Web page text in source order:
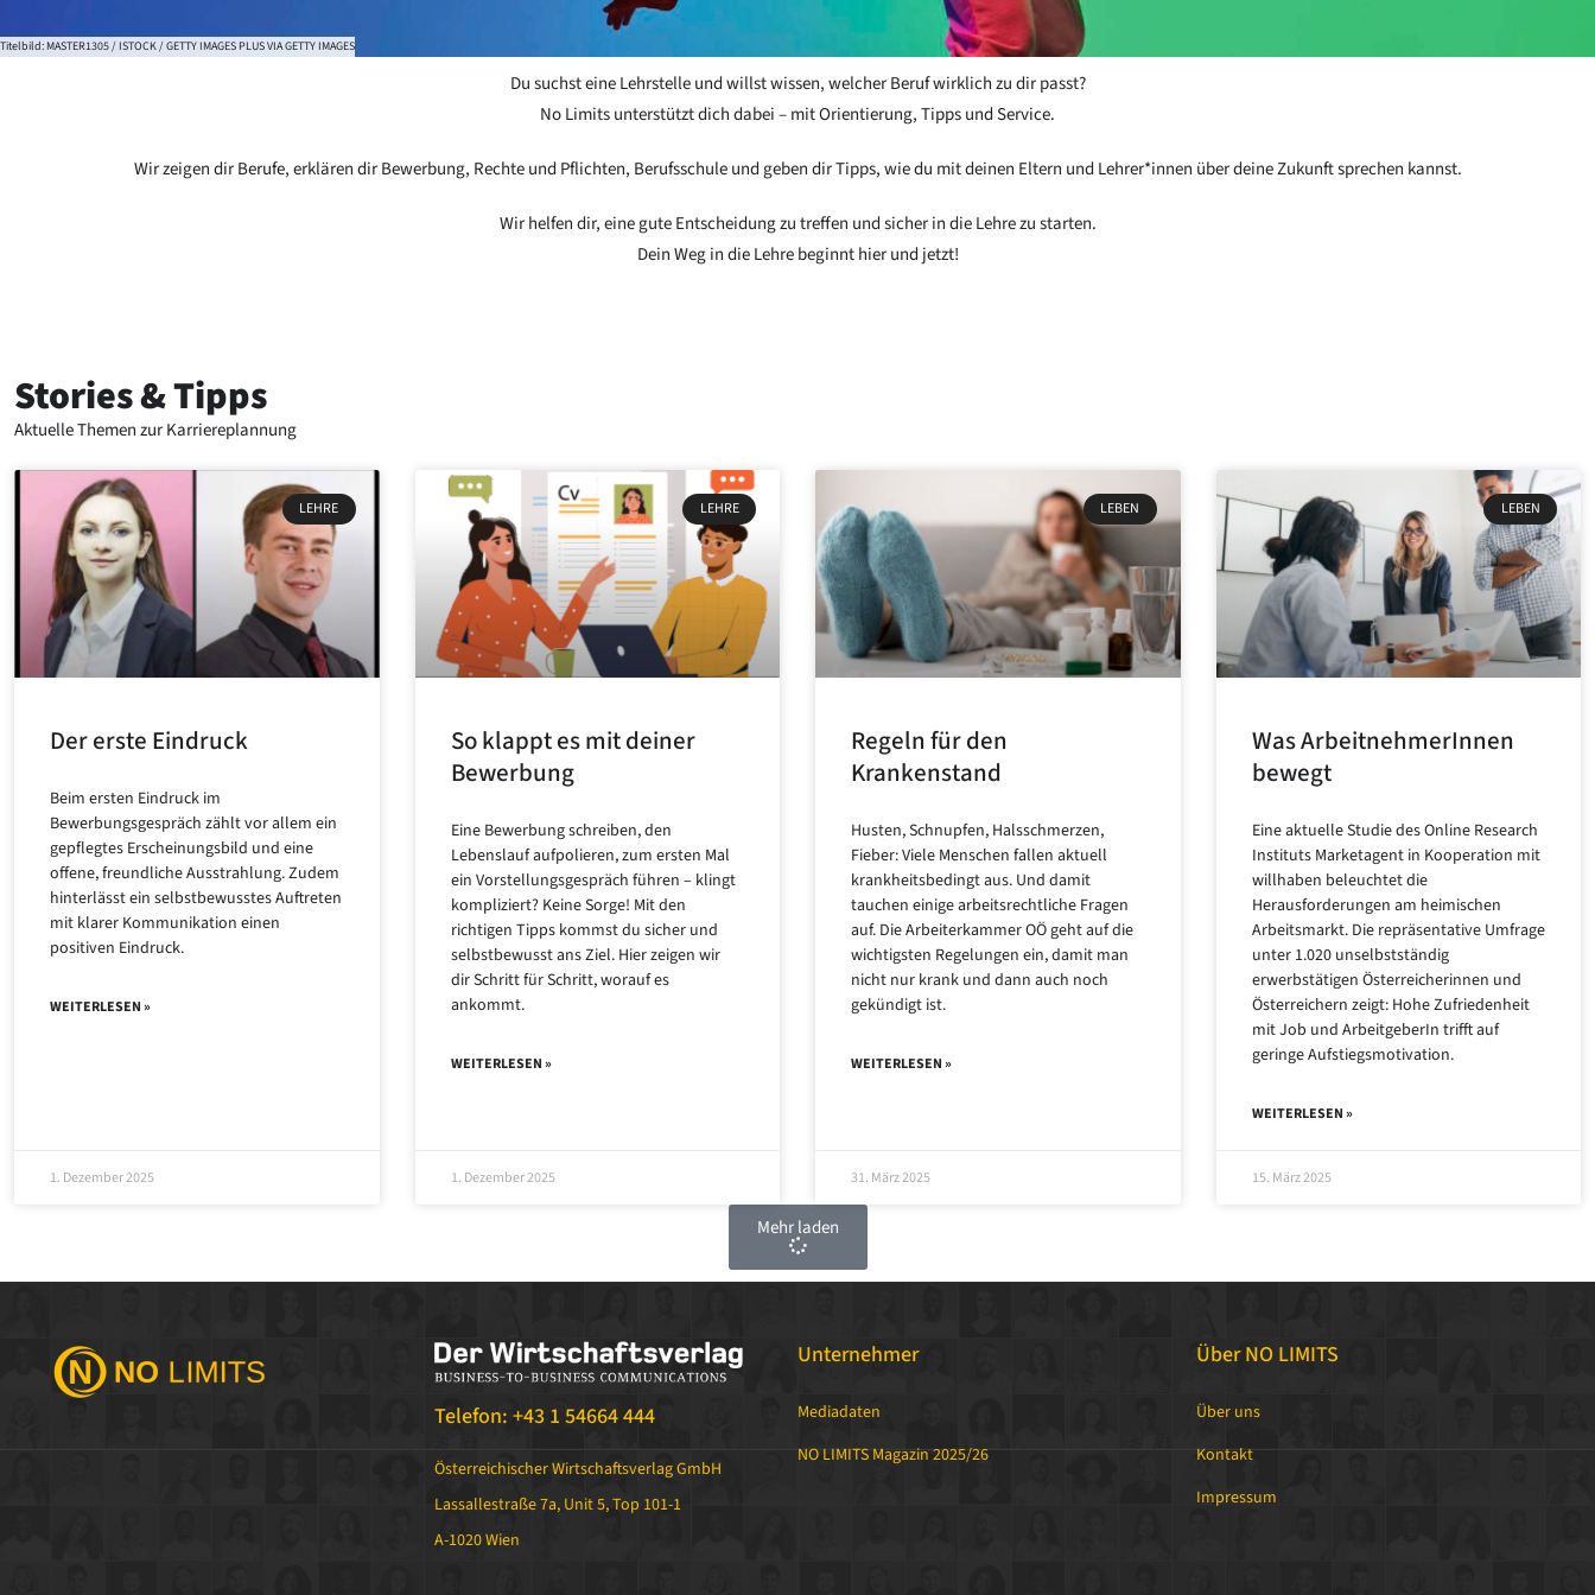
Titelbild: MASTER1305 / ISTOCK / GETTY IMAGES PLUS VIA GETTY IMAGES
Du suchst eine Lehrstelle und willst wissen, welcher Beruf wirklich zu dir passt?
No Limits unterstützt dich dabei – mitOrientierung, Tipps und Service.
Wir zeigen dirBerufe, erklären dir Bewerbung, Rechte und Pflichten, Berufsschule und geben dir Tipps, wie du mit deinen Eltern und Lehrer*innen über deine Zukunft sprechen kannst.
Wir helfen dir, eine gute Entscheidung zu treffen und sicher in die Lehre zu starten.
Dein Weg in die Lehre beginnthier und jetzt!
Stories & Tipps
Aktuelle Themen zur Karriereplannung
LEHRE
Der erste Eindruck
Beim ersten Eindruck im
Bewerbungsgespräch zählt vor allem ein
gepflegtes Erscheinungsbild und eine
offene, freundliche Ausstrahlung. Zudem
hinterlässt ein selbstbewusstes Auftreten
mit klarer Kommunikation einen
positiven Eindruck.
WEITERLESEN »
1. Dezember 2025
LEHRE
So klappt es mit deiner
Bewerbung
Eine Bewerbung schreiben, den
Lebenslauf aufpolieren, zum ersten Mal
ein Vorstellungsgespräch führen – klingt
kompliziert? Keine Sorge! Mit den
richtigen Tipps kommst du sicher und
selbstbewusst ans Ziel. Hier zeigen wir
dir Schritt für Schritt, worauf es
ankommt.
WEITERLESEN »
1. Dezember 2025
LEBEN
Regeln für den
Krankenstand
Husten, Schnupfen, Halsschmerzen,
Fieber: Viele Menschen fallen aktuell
krankheitsbedingt aus. Und damit
tauchen einige arbeitsrechtliche Fragen
auf. Die Arbeiterkammer OÖ geht auf die
wichtigsten Regelungen ein, damit man
nicht nur krank und dann auch noch
gekündigt ist.
WEITERLESEN »
31. März 2025
LEBEN
Was ArbeitnehmerInnen
bewegt
Eine aktuelle Studie des Online Research
Instituts Marketagent in Kooperation mit
willhaben beleuchtet die
Herausforderungen am heimischen
Arbeitsmarkt. Die repräsentative Umfrage
unter 1.020 unselbstständig
erwerbstätigen Österreicherinnen und
Österreichern zeigt: Hohe Zufriedenheit
mit Job und ArbeitgeberIn trifft auf
geringe Aufstiegsmotivation.
WEITERLESEN »
15. März 2025
Mehr laden
Telefon: +43 1 54664 444
Österreichischer Wirtschaftsverlag GmbH
Lassallestraße 7a, Unit 5, Top 101-1
A-1020 Wien
Unternehmer
Mediadaten
NO LIMITS Magazin 2025/26
Über NO LIMITS
Über uns
Kontakt
Impressum